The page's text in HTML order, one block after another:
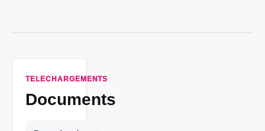
TELECHARGEMENTS
Documents